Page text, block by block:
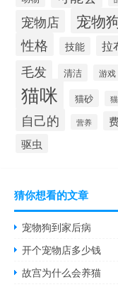
宠物店 宠物
性格 技能 拉
毛发 清洁 游戏
猫咪 猫砂
自己的 营养
驱虫
猜你想看的文章
宠物狗到家后病
开个宠物店多少钱
故宫为什么会养猫